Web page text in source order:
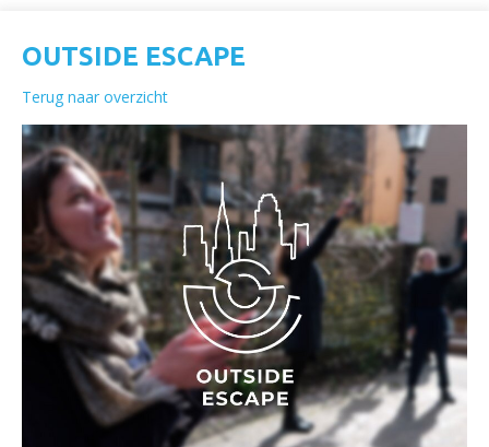
OUTSIDE ESCAPE
Terug naar overzicht